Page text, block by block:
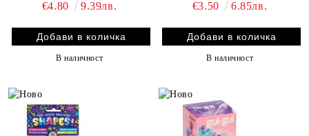
€4.80 9.39лв.
В наличност
€3.50 6.85лв.
В наличност